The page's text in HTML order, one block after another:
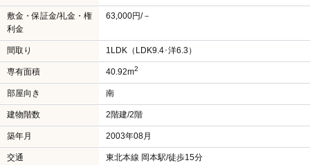
敷金・保証金/礼金・権
利金
63,000円/－
間取り 1LDK（LDK9.4･洋6.3）
専有面積 40.92m2
部屋向き 南
建物階数 2階建/2階
築年月 2003年08月
交通
東北本線 岡本駅/徒歩15分